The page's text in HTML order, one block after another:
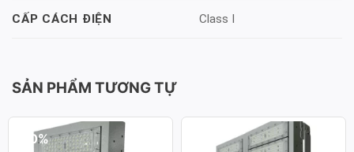
CẤP CÁCH ĐIỆN Class I
SẢN PHẨM TƯƠNG TỰ
-50%